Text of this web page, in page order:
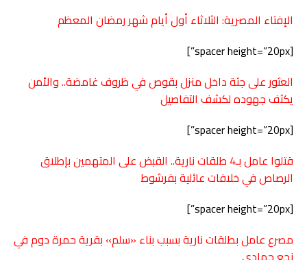
الإفتاء المصرية: الثلاثاء أول أيام شهر رمضان المعظم
[spacer height=”20px”]
العثور على جثة داخل منزل بقوص في ظروف غامضة.. والأمن
يكثف جهوده لكشف التفاصيل
[spacer height=”20px”]
قتلوا عامل بـ4 طلقات نارية.. القبض على المتهمين بإطلاق
الرصاص في خلافات عائلية بفرشوط
[spacer height=”20px”]
مصرع عامل بطلقات نارية بسبب بناء «سلم» بقرية حمرة دوم في